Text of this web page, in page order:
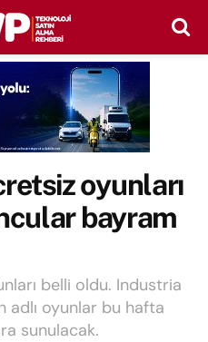
oyunları
bayram
belli oldu. Industria
adlı oyunlar bu hafta
sunulacak.